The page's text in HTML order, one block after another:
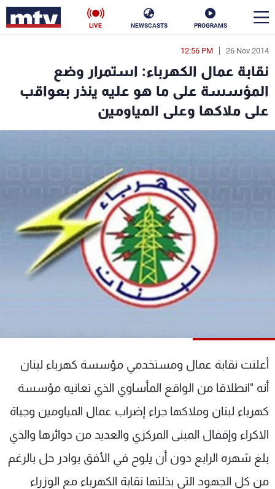
PROGRAMS
NEWSCASTS
LIVE
26 Nov 2014
12:56 PM
نقابة عمال الكهرباء: استمرار وضع
المؤسسة على ما هو عليه ينذر بعواقب
على ملاكها وعلى المياومين
أعلنت نقابة عمال ومستخدمي مؤسسة كهرباء لبنان
أنه "انطلاقا من الواقع المأساوي الذي تعانيه مؤسسة
كهرباء لبنان وملاكها جراء إضراب عمال المياومين وجباة
الاكراء وإقفال المبنى المركزي والعديد من دوائرها والذي
بلغ شهره الرابع دون أن يلوح في الأفق بوادر حل بالرغم
من كل الجهود التي بذلتها نقابة الكهرباء مع الوزراء
en
الأخبار
سياسة ناس
رياضة
جدول البرامج
الإنـتـاج
لاعلاناتكم
تواصل معنا
شروط الإسـتخدام
سياسة الخصوصية